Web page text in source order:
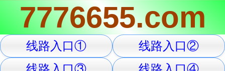
京公网安备 11000002000001号 京ICP证030173号
服务协议 转码声明 意见反馈
7776655.com
线路入口①
线路入口②